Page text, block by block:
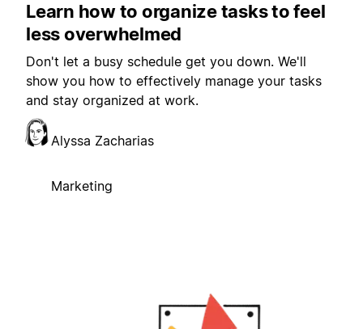
Learn how to organize tasks to feel
less overwhelmed
Don't let a busy schedule get you down. We'll
show you how to effectively manage your tasks
and stay organized at work.
Alyssa Zacharias
Marketing